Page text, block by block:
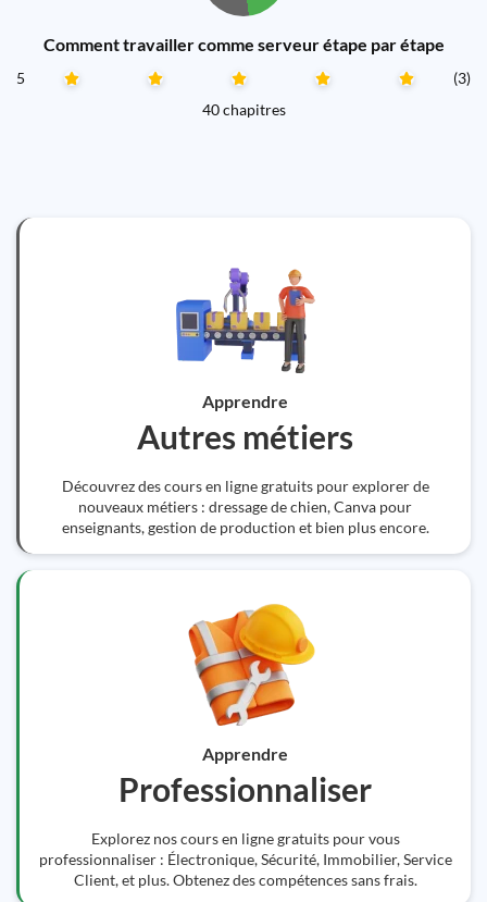
Comment travailler comme serveur étape par étape
5
(3)
40 chapitres
Apprendre
Autres métiers
Découvrez des cours en ligne gratuits pour explorer de
nouveaux métiers : dressage de chien, Canva pour
enseignants, gestion de production et bien plus encore.
Apprendre
Professionnaliser
Explorez nos cours en ligne gratuits pour vous
professionnaliser : Électronique, Sécurité, Immobilier, Service
Client, et plus. Obtenez des compétences sans frais.